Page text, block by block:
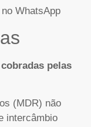
no WhatsApp
pelas
(MDR) não
intercâmbio